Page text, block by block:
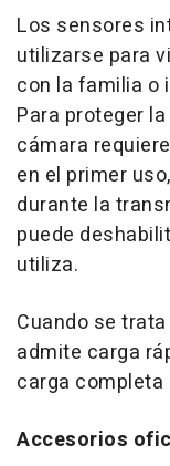
Los sensores
utilizarse para
con la familia o
Para proteger
cámara
en el primer
durante la
puede
utiliza.
Cuando se
admite carga
carga completa
Accesorios